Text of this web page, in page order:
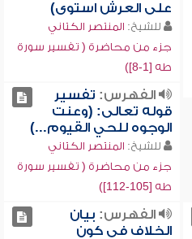
على العرش استوى)
للشيخ: المنتصر الكتاني
جزء من محاضرة ( تفسير سورة
طه [1-8])
الفهرس: تفسير
قوله تعالى: (وعنت
الوجوه للحي القيوم...)
للشيخ: المنتصر الكتاني
جزء من محاضرة ( تفسير سورة
طه [105-112])
الفهرس: بيان
الخلاف في كون